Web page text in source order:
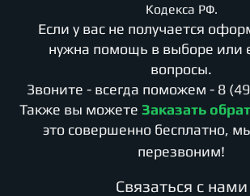
Кодекса РФ.
Если у вас не получается
нужна помощь в выборе или
вопросы.
Звоните - всегда поможем - 8
Также вы можете Заказать
это совершенно бесплатно,
перезвоним!
Cвязаться с нами